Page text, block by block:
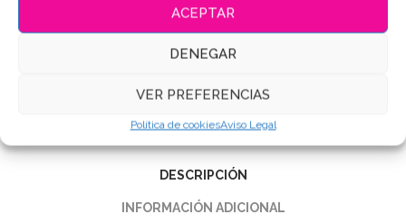
ACEPTAR
DENEGAR
VER PREFERENCIAS
Política de cookiesAviso Legal
Sets de galletas,Personajes-Dibujos
Videojuegos
Galletas de mantequilla , Galletas de pokemon
DESCRIPCIÓN
INFORMACIÓN ADICIONAL